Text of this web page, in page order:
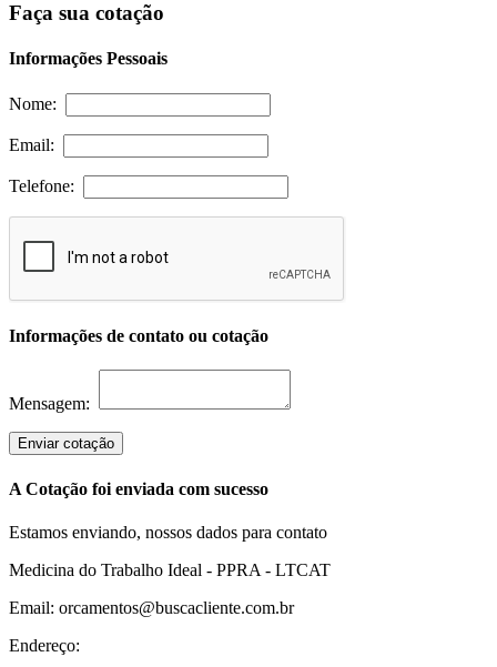
Faça sua cotação
Informações Pessoais
Nome:
Email:
Telefone:
Informações de contato ou cotação
Mensagem:
Enviar cotação
A Cotação foi enviada com sucesso
Estamos enviando, nossos dados para contato
Medicina do Trabalho Ideal - PPRA - LTCAT
Email: orcamentos@buscacliente.com.br
Endereço: